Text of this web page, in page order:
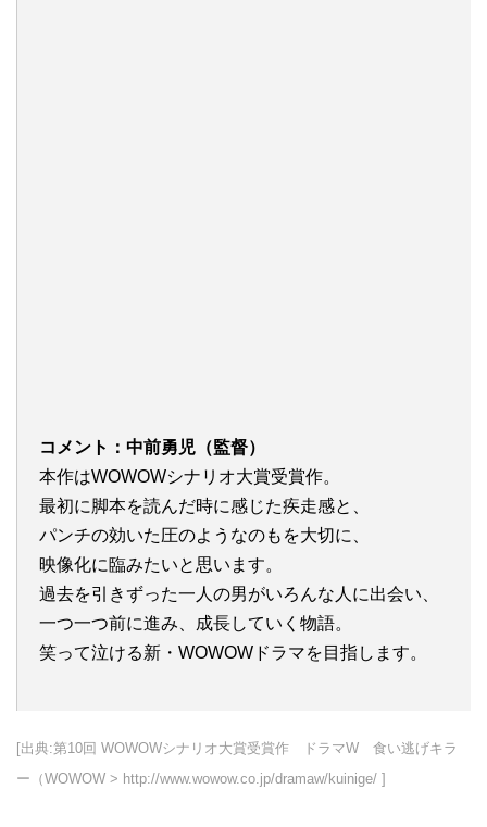
コメント：中前勇児（監督）
本作はWOWOWシナリオ大賞受賞作。
最初に脚本を読んだ時に感じた疾走感と、
パンチの効いた圧のようなのもを大切に、
映像化に臨みたいと思います。
過去を引きずった一人の男がいろんな人に出会い、
一つ一つ前に進み、成長していく物語。
笑って泣ける新・WOWOWドラマを目指します。
[出典:第10回 WOWOWシナリオ大賞受賞作 ドラマW 食い逃げキラ
ー（WOWOW > http://www.wowow.co.jp/dramaw/kuinige/ ]